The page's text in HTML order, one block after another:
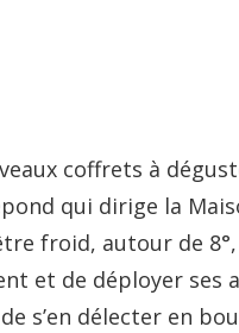
coffrets à
qui dirige la
froid, autour de
et de déployer ses
s’en délecter en